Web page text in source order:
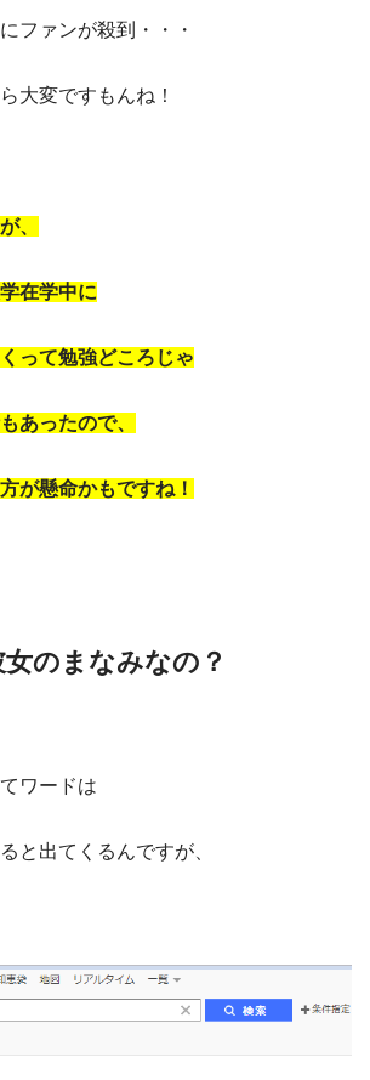
ファンが殺到・・・
大変ですもんね！
、
在学中に
って勉強どころじゃ
あったので、
が懸命かもですね！
のまなみなの？
ワードは
と出てくるんですが、